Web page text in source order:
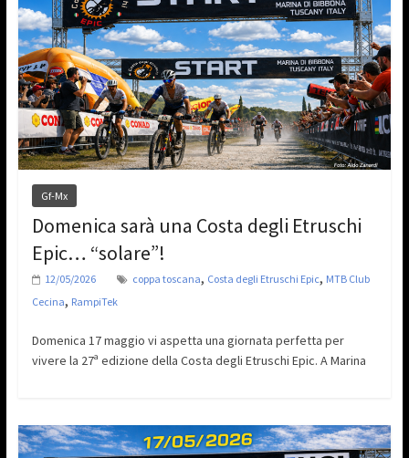
Gf-Mx
Domenica sarà una Costa degli Etruschi
Epic… “solare”!
12/05/2026 coppa toscana, Costa degli Etruschi Epic, MTB Club
Cecina, RampiTek
Domenica 17 maggio vi aspetta una giornata perfetta per
vivere la 27ª edizione della Costa degli Etruschi Epic. A Marina